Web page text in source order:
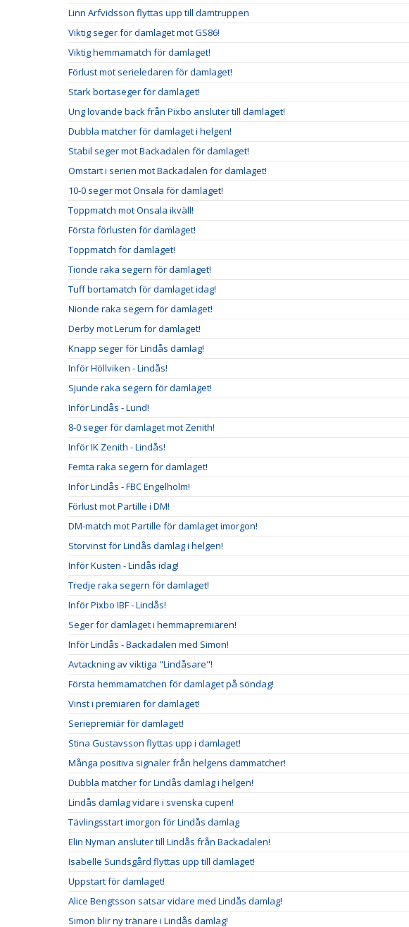
Linn Arfvidsson flyttas upp till damtruppen
Viktig seger för damlaget mot GS86!
Viktig hemmamatch för damlaget!
Förlust mot serieledaren för damlaget!
Stark bortaseger för damlaget!
Ung lovande back från Pixbo ansluter till damlaget!
Dubbla matcher för damlaget i helgen!
Stabil seger mot Backadalen för damlaget!
Omstart i serien mot Backadalen för damlaget!
10-0 seger mot Onsala för damlaget!
Toppmatch mot Onsala ikväll!
Första förlusten för damlaget!
Toppmatch för damlaget!
Tionde raka segern för damlaget!
Tuff bortamatch för damlaget idag!
Nionde raka segern för damlaget!
Derby mot Lerum för damlaget!
Knapp seger för Lindås damlag!
Inför Höllviken - Lindås!
Sjunde raka segern för damlaget!
Inför Lindås - Lund!
8-0 seger för damlaget mot Zenith!
Inför IK Zenith - Lindås!
Femta raka segern för damlaget!
Inför Lindås - FBC Engelholm!
Förlust mot Partille i DM!
DM-match mot Partille för damlaget imorgon!
Storvinst för Lindås damlag i helgen!
Inför Kusten - Lindås idag!
Tredje raka segern för damlaget!
Inför Pixbo IBF - Lindås!
Seger för damlaget i hemmapremiären!
Inför Lindås - Backadalen med Simon!
Avtackning av viktiga "Lindåsare"!
Första hemmamatchen för damlaget på söndag!
Vinst i premiären för damlaget!
Seriepremiär för damlaget!
Stina Gustavsson flyttas upp i damlaget!
Många positiva signaler från helgens dammatcher!
Dubbla matcher för Lindås damlag i helgen!
Lindås damlag vidare i svenska cupen!
Tävlingsstart imorgon för Lindås damlag
Elin Nyman ansluter till Lindås från Backadalen!
Isabelle Sundsgård flyttas upp till damlaget!
Uppstart för damlaget!
Alice Bengtsson satsar vidare med Lindås damlag!
Simon blir ny tränare i Lindås damlag!